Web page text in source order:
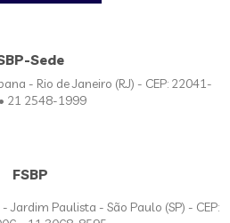
Sede
- Rio de Janeiro (RJ) - CEP: 22041-
21 2548-1999
FSBP
Jardim Paulista - São Paulo (SP) - CEP: